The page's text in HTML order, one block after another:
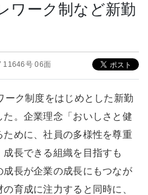
ワーク制など新勤
11646号 06面
ーク制度をはじめとした新勤
。企業理念「おいしさと健
ために、社員の多様性を尊重
長できる組織を目指すも
長が企業の成長にもつなが
育成に注力すると同時に、